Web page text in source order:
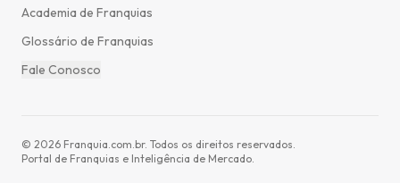
Academia de Franquias
Glossário de Franquias
Fale Conosco
© 2026 Franquia.com.br. Todos os direitos reservados.
Portal de Franquias e Inteligência de Mercado.